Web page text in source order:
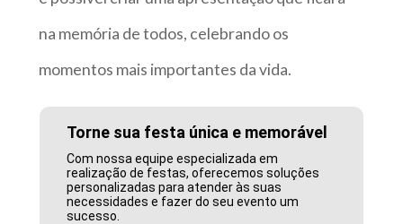
na memória de todos, celebrando os
momentos mais importantes da vida.
Torne sua festa única e memorável
Com nossa equipe especializada em
realização de festas, oferecemos soluções
personalizadas para atender às suas
necessidades e fazer do seu evento um
sucesso.